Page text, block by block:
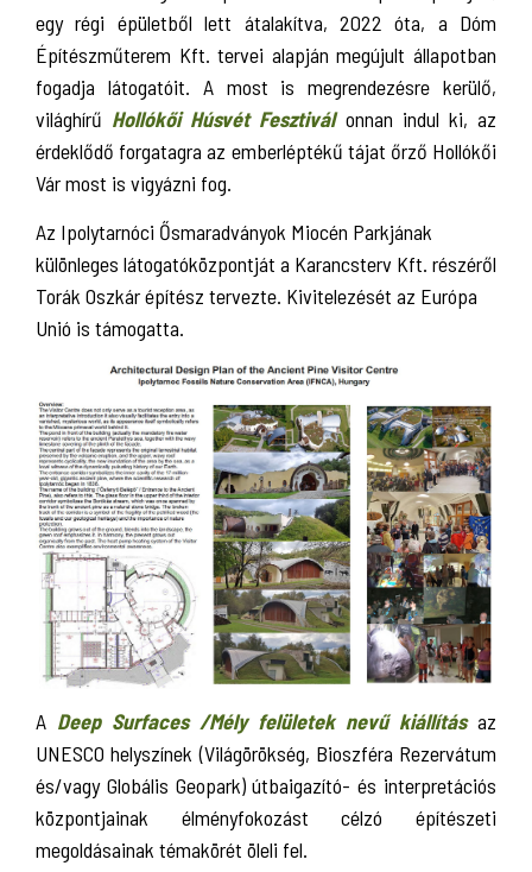
egy régi épületből lett átalakítva, 2022 óta, a Dóm
Építészműterem Kft. tervei alapján megújult állapotban
fogadja látogatóit. A most is megrendezésre kerülő,
világhírű Hollókői Húsvét Fesztiválonnan indul ki, az
érdeklődő forgatagra az emberléptékű tájat őrző Hollókői
Vár most is vigyázni fog.
Az Ipolytarnóci Ősmaradványok Miocén Parkjának
különleges látogatóközpontját a Karancsterv Kft. részéről
Torák Oszkár építész tervezte. Kivitelezését az Európa
Unió is támogatta.
A Deep Surfaces /Mély felületek nevű kiállításaz
UNESCO helyszínek (Világörökség, Bioszféra Rezervátum
és/vagy Globális Geopark) útbaigazító- és interpretációs
központjainak élményfokozást célzó építészeti
megoldásainak témakörét öleli fel.